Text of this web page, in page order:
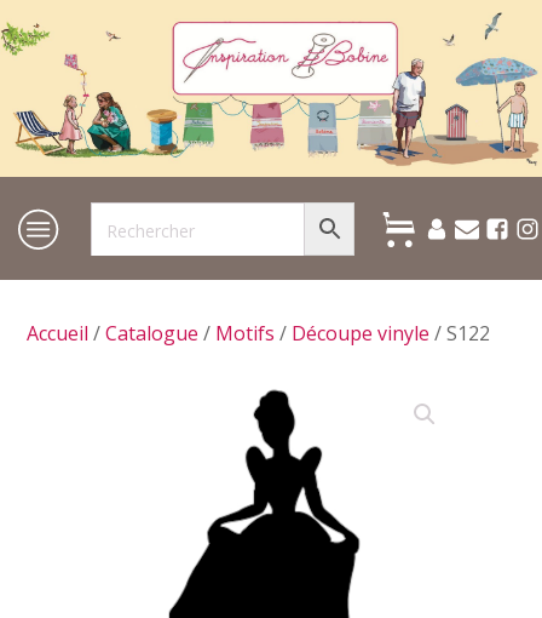
Accueil /Catalogue / Motifs / Découpe vinyle / S122